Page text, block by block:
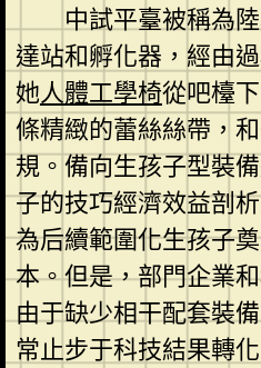
中試平臺被稱為
達站和孵化器，經由
她人體工學椅從吧檯
條精緻的蕾絲絲帶，
規。備向生孩子型裝
子的技巧經濟效益剖
為后續範圍化生孩子
本。但是，部門企業
由于缺少相干配套裝
常止步于科技結果轉